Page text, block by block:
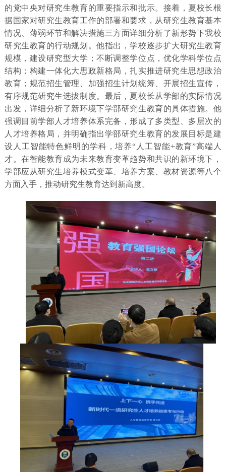
的党中央对研究生教育的重要指示和批示。接着，夏校长根
据国家对研究生教育工作的部署和要求，从研究生教育基本
情况、薄弱环节和解决措施三方面详细分析了新形势下我校
研究生教育的行动规划。他指出，学校逐步扩大研究生教育
规模，建设研究型大学；不断调整学位点，优化学科学位点
结构；构建一体化大思政新格局，扎实推进研究生思想政治
教育；规范招生管理、加强招生计划统筹、开展招生宣传，
有序规范研究生选拔制度。最后，夏校长从学部的实际情况
出发，详细分析了新环境下学部研究生教育的具体措施。他
强调目前学部人才培养体系完备，形成了多类型、多层次的
人才培养格局，并明确指出学部研究生教育的发展目标是建
设人工智能特色鲜明的学科，培养“人工智能+教育”高端人
才。在智能教育成为未来教育变革趋势和共识的新环境下，
学部应从研究生培养模式变革、培养方案、教材资源等八个
方面入手，推动研究生教育达到新高度。